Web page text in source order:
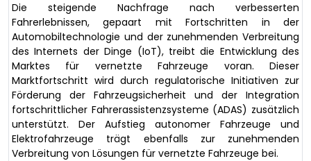
Die steigende Nachfrage nach verbesserten
Fahrerlebnissen, gepaart mit Fortschritten in der
Automobiltechnologie und der zunehmenden Verbreitung
des Internets der Dinge (IoT), treibt die Entwicklung des
Marktes für vernetzte Fahrzeuge voran. Dieser
Marktfortschritt wird durch regulatorische Initiativen zur
Förderung der Fahrzeugsicherheit und der Integration
fortschrittlicher Fahrerassistenzsysteme (ADAS) zusätzlich
unterstützt. Der Aufstieg autonomer Fahrzeuge und
Elektrofahrzeuge trägt ebenfalls zur zunehmenden
Verbreitung von Lösungen für vernetzte Fahrzeuge bei.